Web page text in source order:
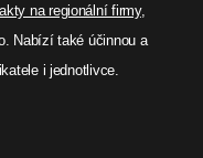
na regionální firmy,
Nabízí také účinnou a
i jednotlivce.